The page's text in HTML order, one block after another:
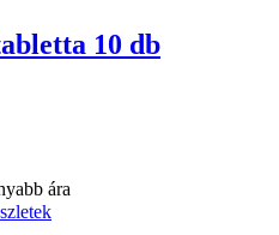
10 db
ára